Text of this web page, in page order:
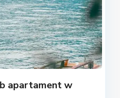
apartament w